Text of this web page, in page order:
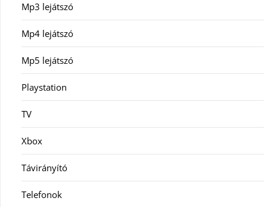
Mp3 lejátszó
Mp4 lejátszó
Mp5 lejátszó
Playstation
TV
Xbox
Távirányító
Telefonok